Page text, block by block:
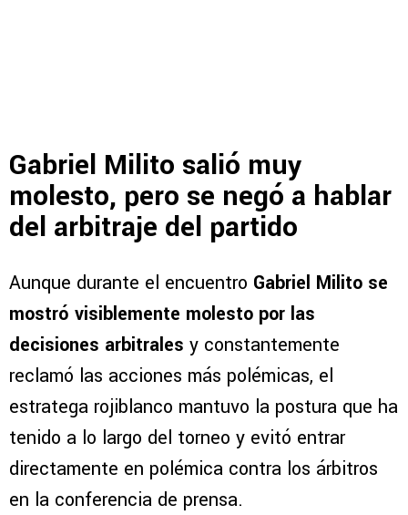
Gabriel Milito salió muy
molesto, pero se negó a hablar
del arbitraje del partido
Aunque durante el encuentro Gabriel Milito se
mostró visiblemente molesto por las
decisiones arbitrales y constantemente
reclamó las acciones más polémicas, el
estratega rojiblanco mantuvo la postura que ha
tenido a lo largo del torneo y evitó entrar
directamente en polémica contra los árbitros
en la conferencia de prensa.